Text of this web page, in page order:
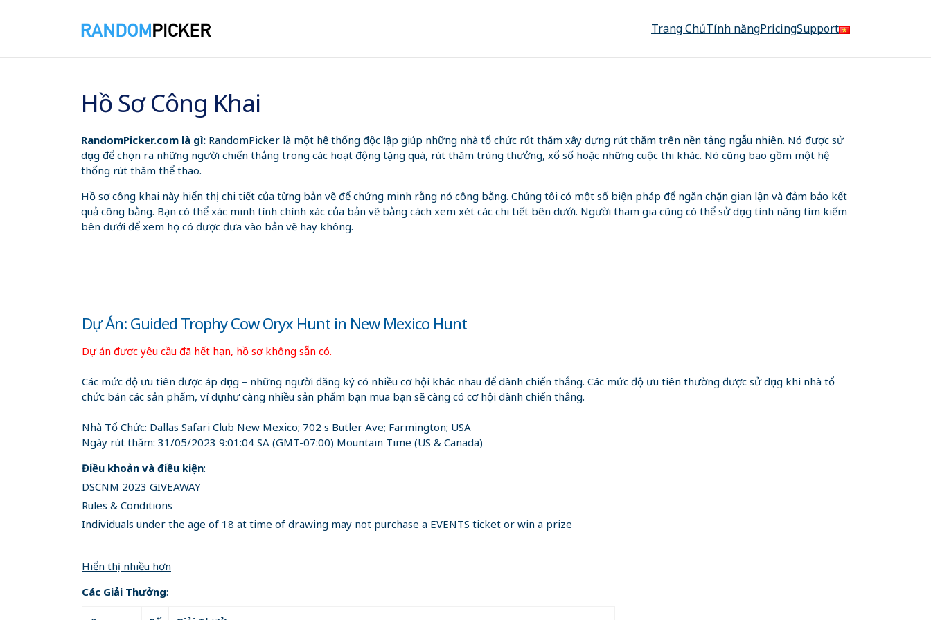
Trang ChủTính năngPricingSupport
Hồ Sơ Công Khai
RandomPicker.com là gì: RandomPicker là một hệ thống độc lập giúp những nhà tổ chức rút thăm xây dựng rút thăm trên nền tảng ngẫu nhiên. Nó được sử
dụng để chọn ra những người chiến thắng trong các hoạt động tặng quà, rút thăm trúng thưởng, xổ số hoặc những cuộc thi khác. Nó cũng bao gồm một hệ
thống rút thăm thể thao.
Hồ sơ công khai này hiển thị chi tiết của từng bản vẽ để chứng minh rằng nó công bằng. Chúng tôi có một số biện pháp để ngăn chặn gian lận và đảm bảo kết
quả công bằng. Bạn có thể xác minh tính chính xác của bản vẽ bằng cách xem xét các chi tiết bên dưới. Người tham gia cũng có thể sử dụng tính năng tìm kiếm
bên dưới để xem họ có được đưa vào bản vẽ hay không.
Dự Án: Guided Trophy Cow Oryx Hunt in New Mexico Hunt
Dự án được yêu cầu đã hết hạn, hồ sơ không sẵn có.
Các mức độ ưu tiên được áp dụng – những người đăng ký có nhiều cơ hội khác nhau để dành chiến thắng. Các mức độ ưu tiên thường được sử dụng khi nhà tổ
chức bán các sản phẩm, ví dụ như càng nhiều sản phẩm bạn mua bạn sẽ càng có cơ hội dành chiến thắng.
Nhà Tổ Chức: Dallas Safari Club New Mexico; 702 s Butler Ave; Farmington; USA
Ngày rút thăm: 31/05/2023 9:01:04 SA (GMT-07:00) Mountain Time (US & Canada)
Điều khoản và điều kiện:
DSCNM 2023 GIVEAWAY
Rules & Conditions
Individuals under the age of 18 at time of drawing may not purchase a EVENTS ticket or win a prize
Each Drawing Entry constitutes of an equal chance to win.
Each Drawing Entry must remain under the individuals name that made the original purchase of the raffle ticket
Hiển thị nhiều hơn
Các Giải Thưởng: